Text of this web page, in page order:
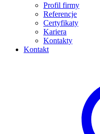
Profil firmy
Referencje
Certyfikaty
Kariera
Kontakty
Kontakt